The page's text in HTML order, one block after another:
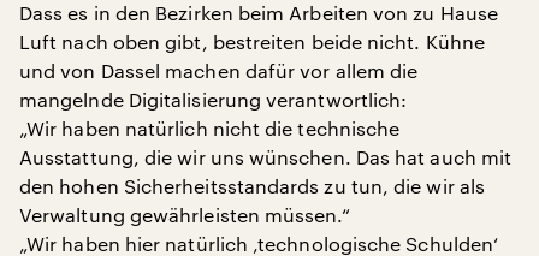
Dass es in den Bezirken beim Arbeiten von zu Hause
Luft nach oben gibt, bestreiten beide nicht. Kühne
und von Dassel machen dafür vor allem die
mangelnde Digitalisierung verantwortlich:
„Wir haben natürlich nicht die technische
Ausstattung, die wir uns wünschen. Das hat auch mit
den hohen Sicherheitsstandards zu tun, die wir als
Verwaltung gewährleisten müssen.“
„Wir haben hier natürlich ‚technologische Schulden‘